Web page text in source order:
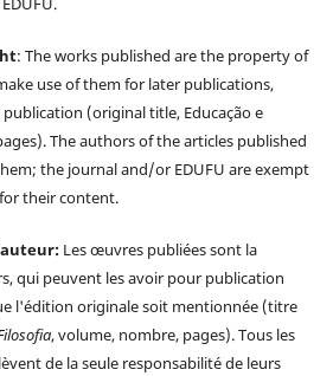
: The works published are the property of
use of them for later publications,
(original title, Educação e
The authors of the articles published
the journal and/or EDUFU are exempt
their content.
Les œuvres publiées sont la
qui peuvent les avoir pour publication
l'édition originale soit mentionnée (titre
, volume, nombre, pages). Tous les
de la seule responsabilité de leurs